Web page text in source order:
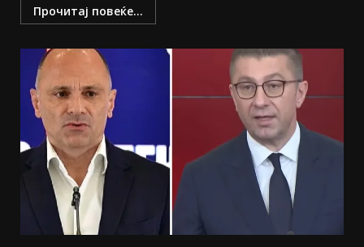
Прочитај повеќе...